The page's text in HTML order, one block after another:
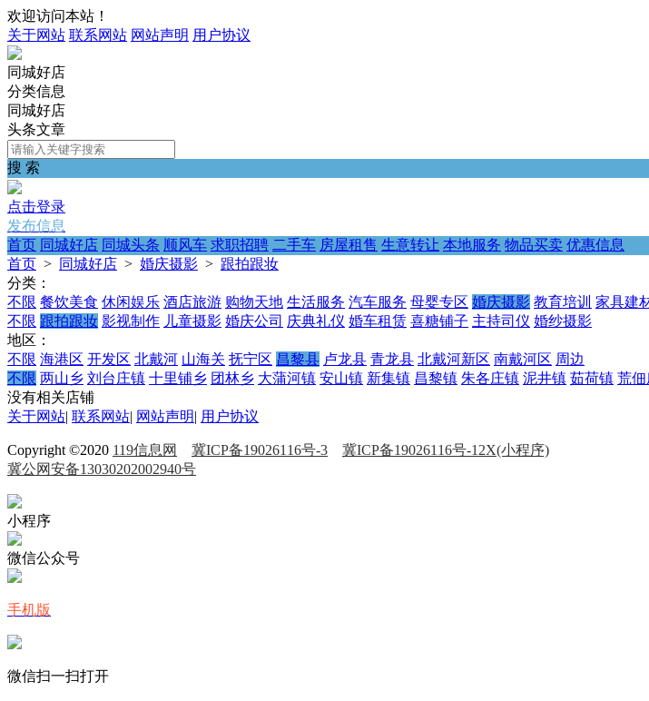
欢迎访问本站！
关于网站 联系网站 网站声明 用户协议
同城好店
分类信息
同城好店
头条文章
搜 索
点击登录
发布信息
首页 同城好店 同城头条 顺风车 求职招聘 二手车 房屋租售 生意转让 本地服务 物品买卖 优惠信息
首页 > 同城好店 > 婚庆摄影 > 跟拍跟妆
分类：
不限 餐饮美食 休闲娱乐 酒店旅游 购物天地 生活服务 汽车服务 母婴专区 婚庆摄影 教育培训 家具建
不限 跟拍跟妆 影视制作 儿童摄影 婚庆公司 庆典礼仪 婚车租赁 喜糖铺子 主持司仪 婚纱摄影
地区：
不限 海港区 开发区 北戴河 山海关 抚宁区 昌黎县 卢龙县 青龙县 北戴河新区 南戴河区 周边
不限 两山乡 刘台庄镇 十里铺乡 团林乡 大蒲河镇 安山镇 新集镇 昌黎镇 朱各庄镇 泥井镇 茹荷镇 荒
没有相关店铺
关于网站| 联系网站| 网站声明| 用户协议
Copyright ©2020 119信息网 冀ICP备19026116号-3
冀ICP备19026116号-12X(小程序)
冀公网安备13030202002940号
小程序
微信公众号
手机版
微信扫一扫打开